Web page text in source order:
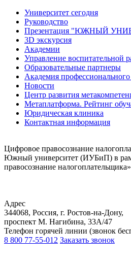
Университет сегодня
Руководство
Презентация "ЮЖНЫЙ
3D экскурсия
Академии
Управление воспитательной
Образовательные партнеры
Академия профессионального
Новости
Центр развития
Метаплатформа. Рейтинг
Юридическая клиника
Контактная информация
Цифровое правосознание
Южный университет (ИУБиП) в
правосознание
Адрес
344068, Россия, г. Ростов-на-Дону,
проспект М. Нагибина, 33А/47
Телефон горячей линии (звонок
8 800 77-55-012 Заказать звонок